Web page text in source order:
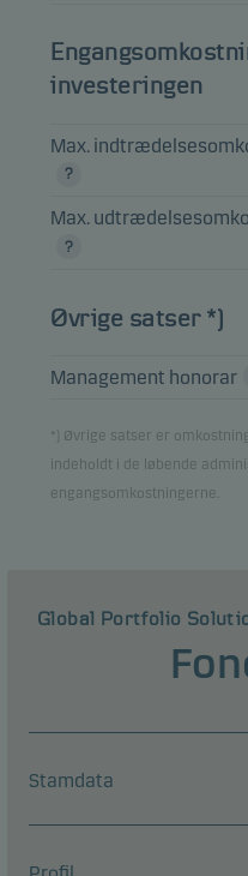
BUNDESREPUB.
DEUTSCHLAND
0% 15.11.2027
Danske Invest
Hard Currency -
BUNDESREPUB.
0.5%
15.08.2027
Danske Invest
SICAV Emerging
Markets Debt
investeringen
Max.
Max.
Øvrige satser *)
Management honorar
*) Øvrige satser er
indeholdt i de løbende
engangsomkostningerne.
Global Portfolio
Stamdata